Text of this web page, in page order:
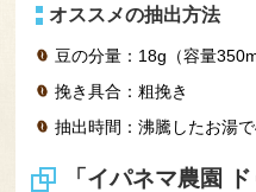
オススメの抽出方法
豆の分量：18g（容量
挽き具合：粗挽き
抽出時間：沸騰したお湯
「イパネマ農園